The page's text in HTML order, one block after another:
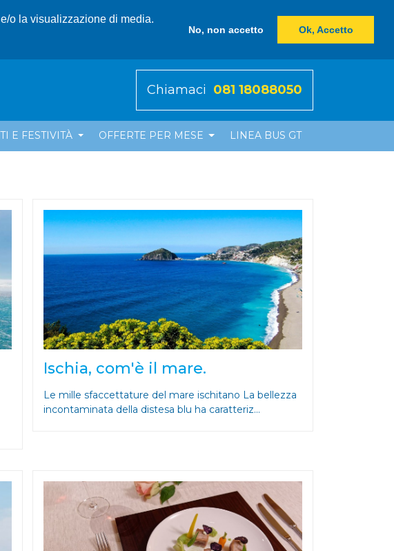
o la visualizzazione di media.
No, non accetto Ok, Accetto
Chiamaci 081 18088050
E FESTIVITÀ OFFERTE PER MESE LINEA BUS GT
Ischia, com'è il mare.
Le mille sfaccettature del mare ischitano La bellezza
incontaminata della distesa blu ha caratteriz...